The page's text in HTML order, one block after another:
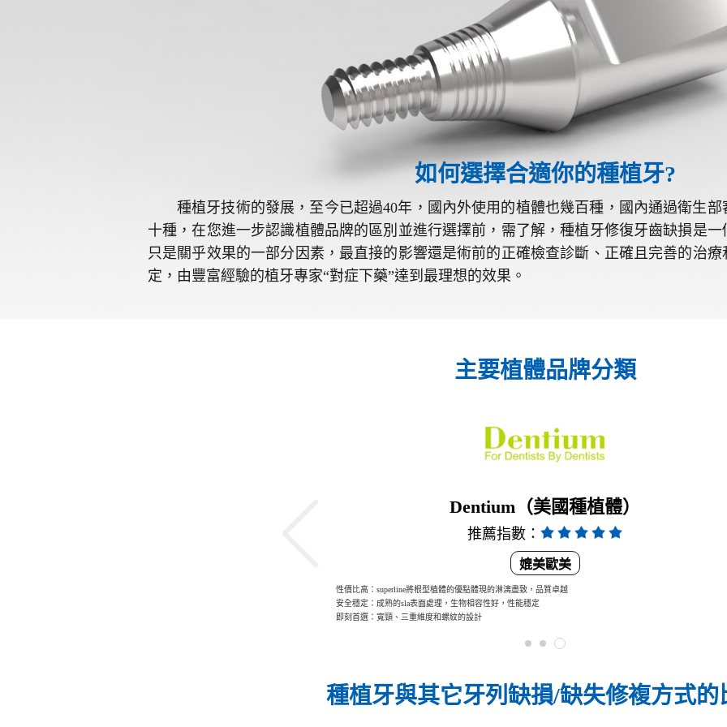
如何選擇合適你的種植牙?
種植牙技術的發展，至今已超過40年，國內外使用的植體也幾百種，國內通過衛生
十種，在您進一步認識植體品牌的區別並進行選擇前，需了解，種植牙修復牙齒缺損是
只是關乎效果的一部分因素，最直接的影響還是術前的正確檢查診斷、正確且完善的治
定，由豐富經驗的植牙專家“對症下藥”達到最理想的效果。
主要植體品牌分類
Dentium（美國種植體）
推薦指數：
媲美歐美
性價比高：superline將根型植體的優點體現的淋漓盡致，品質卓越
安全穩定：成熟的sla表面處理，生物相容性好，性能穩定
即刻首選：寬頸、三重維度和螺紋的設計
種植牙與其它牙列缺損/缺失修複方式的